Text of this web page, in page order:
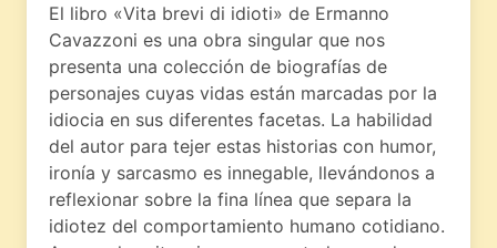
El libro «Vita brevi di idioti» de Ermanno
Cavazzoni es una obra singular que nos
presenta una colección de biografías de
personajes cuyas vidas están marcadas por la
idiocia en sus diferentes facetas. La habilidad
del autor para tejer estas historias con humor,
ironía y sarcasmo es innegable, llevándonos a
reflexionar sobre la fina línea que separa la
idiotez del comportamiento humano cotidiano.